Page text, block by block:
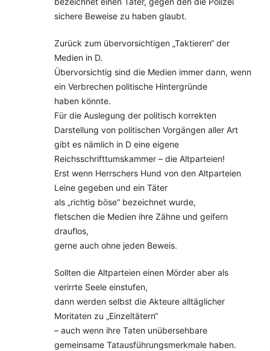
sichere Beweise zu haben glaubt.
Zurück zum übervorsichtigen „Taktieren“ der
Medien in D.
Übervorsichtig sind die Medien immer dann, wenn
ein Verbrechen politische Hintergründe
haben könnte.
Für die Auslegung der politisch korrekten
Darstellung von politischen Vorgängen aller Art
gibt es nämlich in D eine eigene
Reichsschrifttumskammer – die Altparteien!
Erst wenn Herrschers Hund von den Altparteien
Leine gegeben und ein Täter
als „richtig böse“ bezeichnet wurde,
fletschen die Medien ihre Zähne und geifern
drauflos,
gerne auch ohne jeden Beweis.
Sollten die Altparteien einen Mörder aber als
verirrte Seele einstufen,
dann werden selbst die Akteure alltäglicher
Moritaten zu „Einzeltätern“
– auch wenn ihre Taten unübersehbare
gemeinsame Tatausführungsmerkmale haben.